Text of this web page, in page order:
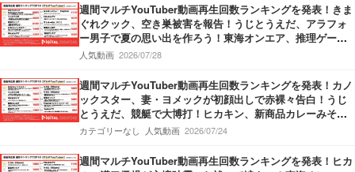
週間マルチYouTuber動画再生回数ランキングを発表！きま
ぐれクック、空き巣被害を報告！うじとうえだ、アラフォ
ー男子で夏の思い出を作ろう！東海オンエア、推理ゲーム
でミラクル勃発！
人気動画 2026/07/28
週間マルチYouTuber動画再生回数ランキングを発表！カノ
ックスター、妻・ヨメックが初顔出しで赤裸々告白！うじ
とうえだ、競艇で大博打！ヒカキン、新商品カレーみそき
んの発売開始を報告！
カテゴリーなし 人気動画 2026/07/24
週間マルチYouTuber動画再生回数ランキングを発表！ヒカ